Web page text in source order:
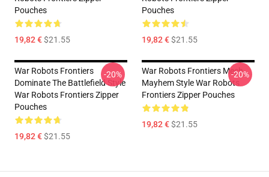
Pouches
19,82 €$21.55
Pouches
19,82 €$21.55
War Robots Frontiers
Dominate The Battlefield Style
War Robots Frontiers Zipper
Pouches
19,82 €$21.55
-20%
War Robots Frontiers Mech
Mayhem Style War Robots
Frontiers Zipper Pouches
19,82 €$21.55
-20%